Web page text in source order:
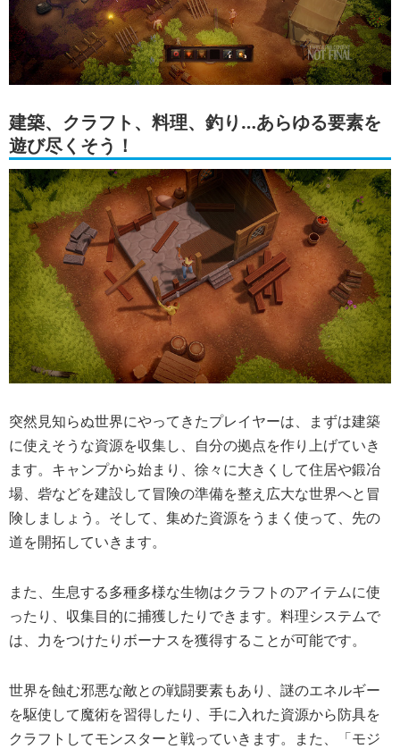
建築、クラフト、料理、釣り…あらゆる要素を
遊び尽くそう！
突然見知らぬ世界にやってきたプレイヤーは、まずは建築
に使えそうな資源を収集し、自分の拠点を作り上げていき
ます。キャンプから始まり、徐々に大きくして住居や鍛冶
場、砦などを建設して冒険の準備を整え広大な世界へと冒
険しましょう。そして、集めた資源をうまく使って、先の
道を開拓していきます。
また、生息する多種多様な生物はクラフトのアイテムに使
ったり、収集目的に捕獲したりできます。料理システムで
は、力をつけたりボーナスを獲得することが可能です。
世界を蝕む邪悪な敵との戦闘要素もあり、謎のエネルギー
を駆使して魔術を習得したり、手に入れた資源から防具を
クラフトしてモンスターと戦っていきます。また、「モジ